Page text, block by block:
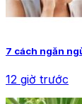
7 cách ngăn
12 giờ trước